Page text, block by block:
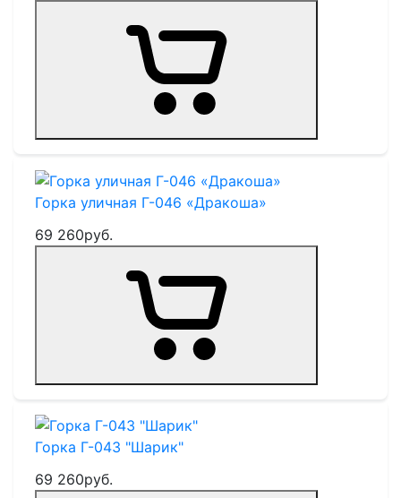
Горка уличная Г-046 «Дракоша»
69 260руб.
Горка Г-043 "Шарик"
69 260руб.